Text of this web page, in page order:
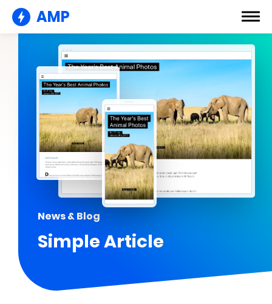
AMP
News & Blog
Simple Article